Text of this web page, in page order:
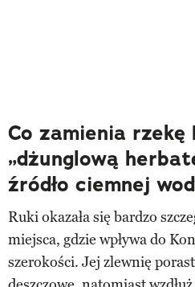
Co zamienia rzekę
„dżunglową
źródło ciemnej
Ruki okazała się bardzo
miejsca, gdzie wpływa do
szerokości. Jej zlewnię